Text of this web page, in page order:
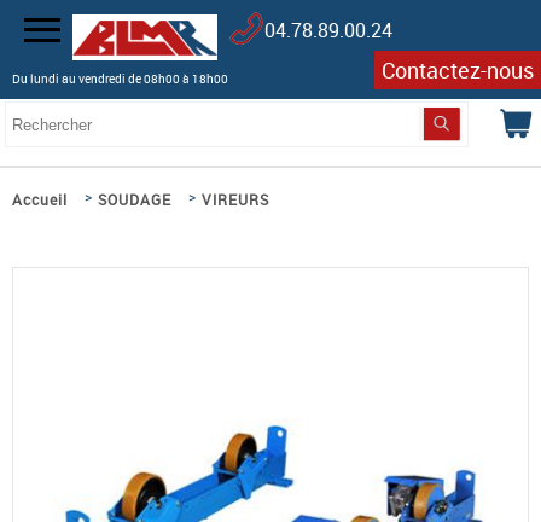
04.78.89.00.24
Du lundi au vendredi de 08h00 à 18h00 Contactez-nous
Accueil > SOUDAGE > VIREURS